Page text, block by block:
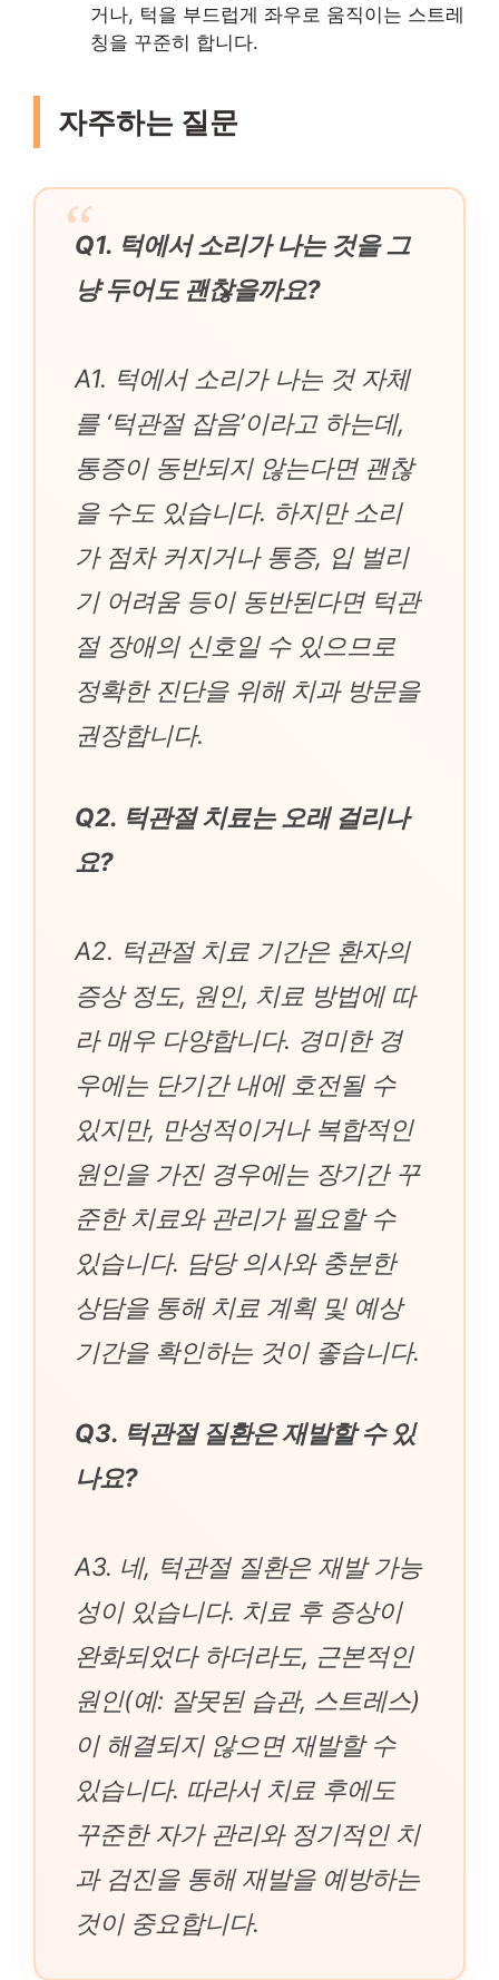
거나, 턱을 부드럽게 좌우로 움직이는 스트레
칭을 꾸준히 합니다.
자주하는 질문
Q1. 턱에서 소리가 나는 것을 그
냥 두어도 괜찮을까요?
A1. 턱에서 소리가 나는 것 자체
를 ‘턱관절 잡음’이라고 하는데,
통증이 동반되지 않는다면 괜찮
을 수도 있습니다. 하지만 소리
가 점차 커지거나 통증, 입 벌리
기 어려움 등이 동반된다면 턱관
절 장애의 신호일 수 있으므로
정확한 진단을 위해 치과 방문을
권장합니다.
Q2. 턱관절 치료는 오래 걸리나
요?
A2. 턱관절 치료 기간은 환자의
증상 정도, 원인, 치료 방법에 따
라 매우 다양합니다. 경미한 경
우에는 단기간 내에 호전될 수
있지만, 만성적이거나 복합적인
원인을 가진 경우에는 장기간 꾸
준한 치료와 관리가 필요할 수
있습니다. 담당 의사와 충분한
상담을 통해 치료 계획 및 예상
기간을 확인하는 것이 좋습니다.
Q3. 턱관절 질환은 재발할 수 있
나요?
A3. 네, 턱관절 질환은 재발 가능
성이 있습니다. 치료 후 증상이
완화되었다 하더라도, 근본적인
원인(예: 잘못된 습관, 스트레스)
이 해결되지 않으면 재발할 수
있습니다. 따라서 치료 후에도
꾸준한 자가 관리와 정기적인 치
과 검진을 통해 재발을 예방하는
것이 중요합니다.